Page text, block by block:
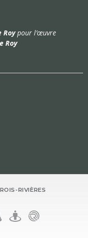
Roypour l’œuvre
Roy
RIVIÈRES